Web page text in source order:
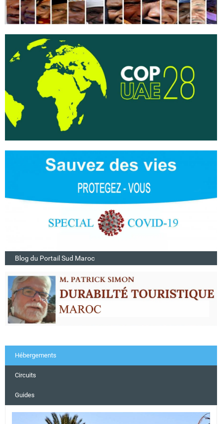
Blog du Portail Sud Maroc
Hébergements
Circuits
Guides